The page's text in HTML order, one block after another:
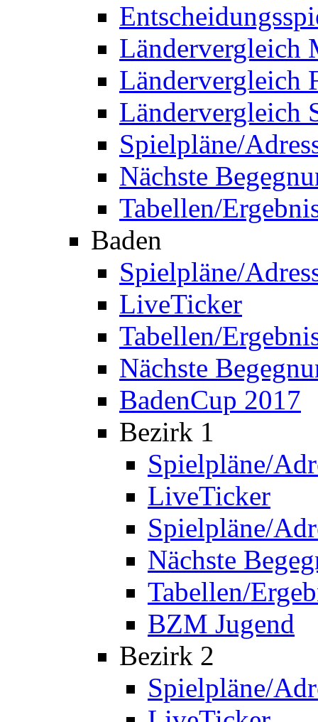
Ländervergleich
Ländervergleich
Ländervergleich
Spielpläne/
Nächste
Tabellen/
Baden
Spielpläne/
LiveTicker
Tabellen/
Nächste
BadenCup 2017
Bezirk 1
Spielpläne/
LiveTicker
Spielpläne/
Nächste
Tabellen/
BZM Jugend
Bezirk 2
Spielpläne/